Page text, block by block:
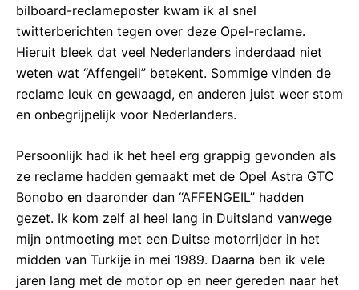
bilboard-reclameposter kwam ik al snel
twitterberichten tegen over deze Opel-reclame.
Hieruit bleek dat veel Nederlanders inderdaad niet
weten wat “Affengeil” betekent. Sommige vinden de
reclame leuk en gewaagd, en anderen juist weer stom
en onbegrijpelijk voor Nederlanders.
Persoonlijk had ik het heel erg grappig gevonden als
ze reclame hadden gemaakt met de Opel Astra GTC
Bonobo en daaronder dan “AFFENGEIL” hadden
gezet. Ik kom zelf al heel lang in Duitsland vanwege
mijn ontmoeting met een Duitse motorrijder in het
midden van Turkije in mei 1989. Daarna ben ik vele
jaren lang met de motor op en neer gereden naar het